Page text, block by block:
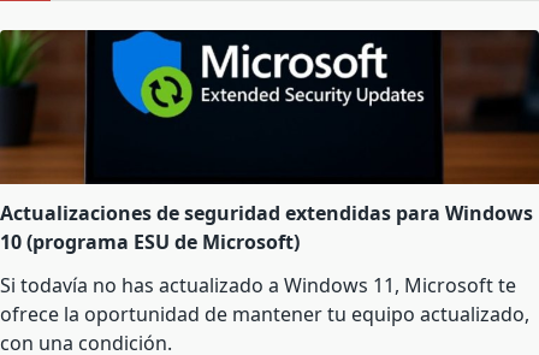
Actualizaciones de seguridad extendidas para Windows
10 (programa ESU de Microsoft)
Si todavía no has actualizado a Windows 11, Microsoft te
ofrece la oportunidad de mantener tu equipo actualizado,
con una condición.